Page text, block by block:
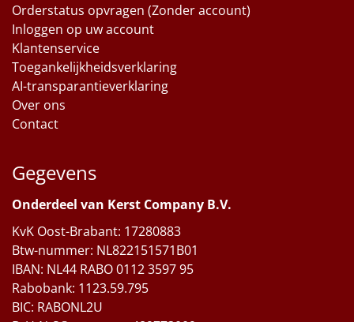
Orderstatus opvragen (Zonder account)
Inloggen op uw account
Klantenservice
Toegankelijkheidsverklaring
AI-transparantieverklaring
Over ons
Contact
Gegevens
Onderdeel van Kerst Company B.V.
KvK Oost-Brabant: 17280883
Btw-nummer: NL822151571B01
IBAN: NL44 RABO 0112 3597 95
Rabobank: 1123.59.795
BIC: RABONL2U